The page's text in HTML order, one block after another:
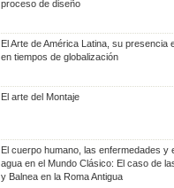
proceso de diseño
El Arte de América Latina, su presencia
en tiempos de globalización
El arte del Montaje
El cuerpo humano, las enfermedades y
agua en el Mundo Clásico: El caso de
y Balnea en la Roma Antigua